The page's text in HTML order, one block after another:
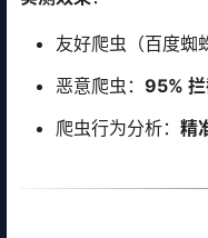
友好爬虫（百度蜘
恶意爬虫： 95%
爬虫行为分析： 精